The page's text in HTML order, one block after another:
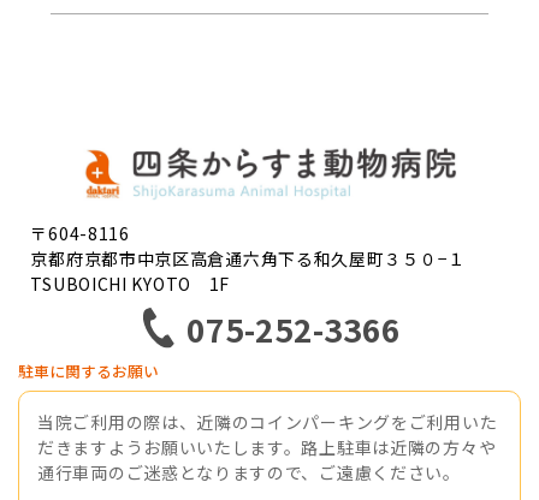
〒604-8116
京都府京都市中京区高倉通六角下る和久屋町３５０−１
TSUBOICHI KYOTO 1F
075-252-3366
駐車に関するお願い
当院ご利用の際は、近隣のコインパーキングをご利用いた
だきますようお願いいたします。路上駐車は近隣の方々や
通行車両のご迷惑となりますので、ご遠慮ください。